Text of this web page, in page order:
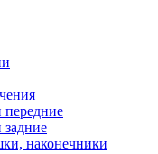
передние
задние
наконечники